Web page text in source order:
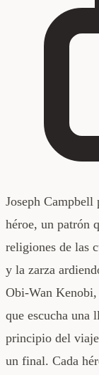
Joseph
héroe, un patrón
religiones de las
y la zarza
Obi-Wan
que escucha una
principio del
un final. Cada